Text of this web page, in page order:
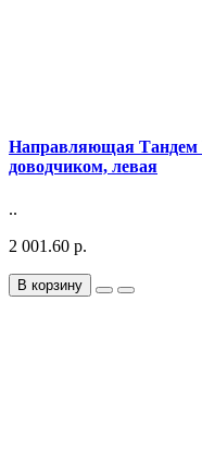
Направляющая Тандем
доводчиком, левая
..
2 001.60 р.
В корзину